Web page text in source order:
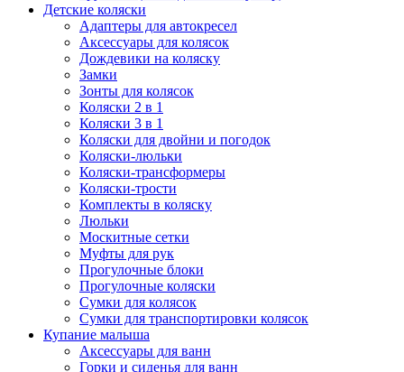
Детские коляски
Адаптеры для автокресел
Аксессуары для колясок
Дождевики на коляску
Замки
Зонты для колясок
Коляски 2 в 1
Коляски 3 в 1
Коляски для двойни и погодок
Коляски-люльки
Коляски-трансформеры
Коляски-трости
Комплекты в коляску
Люльки
Москитные сетки
Муфты для рук
Прогулочные блоки
Прогулочные коляски
Сумки для колясок
Сумки для транспортировки колясок
Купание малыша
Аксессуары для ванн
Горки и сиденья для ванн